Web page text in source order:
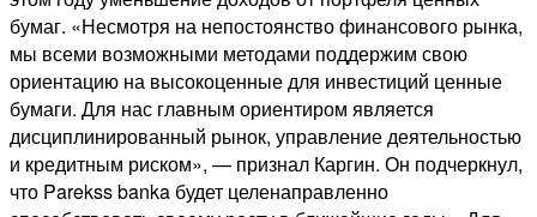
бумаг. «Несмотря на непостоянство финансового рынка,
мы всеми возможными методами поддержим свою
ориентацию на высокоценные для инвестиций ценные
бумаги. Для нас главным ориентиром является
дисциплинированный рынок, управление деятельностью
и кредитным риском», — признал Каргин. Он подчеркнул,
что Parekss banka будет целенаправленно